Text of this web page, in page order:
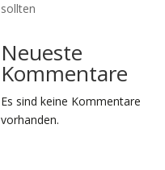
sollten
Neueste
Kommentare
Es sind keine Kommentare
vorhanden.